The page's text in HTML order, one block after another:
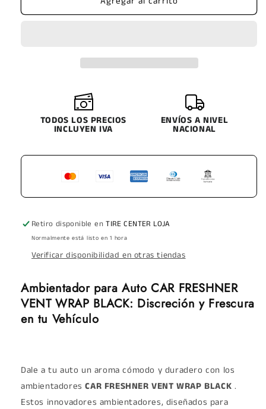
FRESHNERFRESHNER
TODOS LOS PRECIOS
INCLUYEN IVA
ENVÍOS A NIVEL
NACIONAL
Retiro disponible enTIRE CENTER LOJA
Normalmente está listo en 1 hora
Verificar disponibilidad en otras tiendas
Ambientador para Auto CAR FRESHNER
VENT WRAP BLACK: Discreción y Frescura
en tu Vehículo
Dale a tu auto un aroma cómodo y duradero con los
ambientadoresCAR FRESHNER VENT WRAP BLACK .
Estos innovadores ambientadores, diseñados para